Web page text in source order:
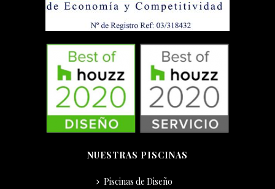
NUESTRAS PISCINAS
Piscinas de Diseño